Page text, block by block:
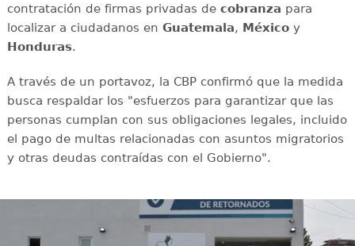
contratación de firmas privadas de cobranza para
localizar a ciudadanos en Guatemala, Méxicoy
Honduras.
A través de un portavoz, la CBP confirmó que la medida
busca respaldar los "esfuerzos para garantizar que las
personas cumplan con sus obligaciones legales, incluido
el pago de multas relacionadas con asuntos migratorios
y otras deudas contraídas con el Gobierno".